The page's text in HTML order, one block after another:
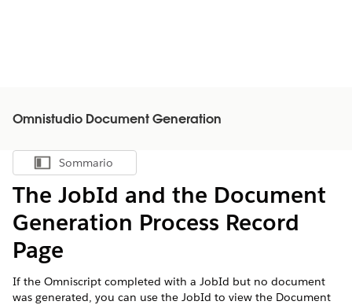
Omnistudio Document Generation
Mostra sommario
Sommario
The JobId and the Document
Generation Process Record
Page
If the Omniscript completed with a JobId but no document
was generated, you can use the JobId to view the Document